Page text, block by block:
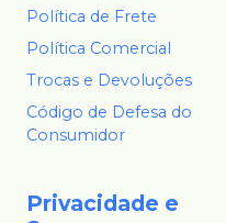
Política de Frete
Política Comercial
Trocas e Devoluções
Código de Defesa do
Consumidor
Privacidade e